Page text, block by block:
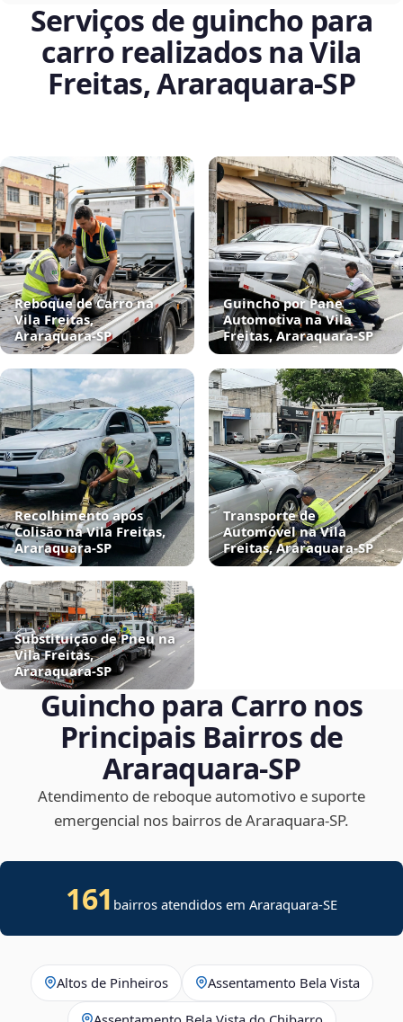
Serviços de guincho para
carro realizados na Vila
Freitas, Araraquara‑SP
Reboque de Carro na
Vila Freitas,
Araraquara‑SP
Guincho por Pane
Automotiva na Vila
Freitas, Araraquara‑SP
Recolhimento após
Colisão na Vila Freitas,
Araraquara‑SP
Transporte de
Automóvel na Vila
Freitas, Araraquara‑SP
Substituição de Pneu na
Vila Freitas,
Araraquara‑SP
Guincho para Carro nos
Principais Bairros de
Araraquara‑SP
Atendimento de reboque automotivo e suporte
emergencial nos bairros de Araraquara‑SP.
161 bairros atendidos em Araraquara-SE
Altos de Pinheiros Assentamento Bela Vista